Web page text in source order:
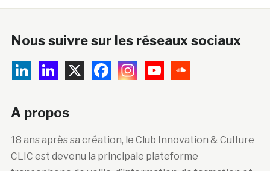
Nous suivre sur les réseaux sociaux
A propos
18 ans après sa création, le Club Innovation & Culture
CLIC est devenu la principale plateforme